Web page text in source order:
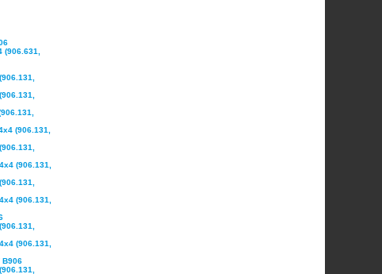
(906.631,
(906.131,
(906.131,
(906.131,
(906.131,
B906